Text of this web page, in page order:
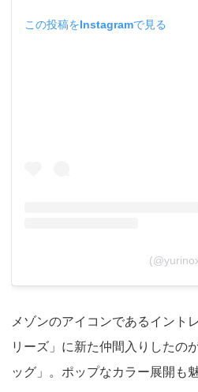
この投稿をInstagramで見る
メゾンのアイコンであるイント
リーズ」に新た仲間入りしたの
ッグ」。ポップなカラー展開も